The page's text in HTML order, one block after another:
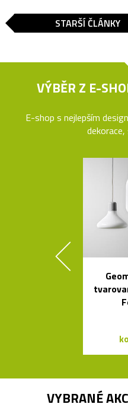
STARŠÍ ČLÁNKY
VÝBĚR Z E-
E-shop s nejlepším
dekorace,
VYBRANÉ